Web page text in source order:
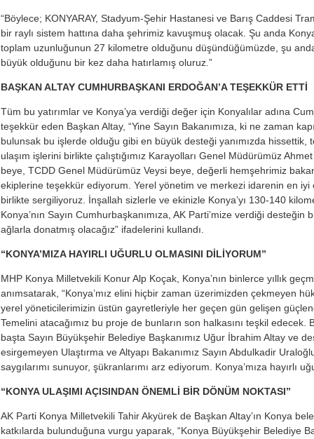
“Böylece; KONYARAY, Stadyum-Şehir Hastanesi ve Barış Caddesi
bir raylı sistem hattına daha şehrimiz kavuşmuş olacak. Şu anda
toplam uzunluğunun 27 kilometre olduğunu düşündüğümüzde, şu
büyük olduğunu bir kez daha hatırlamış oluruz.”
BAŞKAN ALTAY CUMHURBAŞKANI ERDOĞAN’A TEŞEKKÜR ETTİ
Tüm bu yatırımlar ve Konya’ya verdiği değer için Konyalılar adına
teşekkür eden Başkan Altay, “Yine Sayın Bakanımıza, ki ne zaman
bulunsak bu işlerde olduğu gibi en büyük desteği yanımızda hissettik,
ulaşım işlerini birlikte çalıştığımız Karayolları Genel Müdürümüz
beye, TCDD Genel Müdürümüz Veysi beye, değerli hemşehrimiz
ekiplerine teşekkür ediyorum. Yerel yönetim ve merkezi idarenin en iyi
birlikte sergiliyoruz. İnşallah sizlerle ve ekinizle Konya’yı 130-140
Konya’nın Sayın Cumhurbaşkanımıza, AK Parti’mize verdiği desteğin
ağlarla donatmış olacağız” ifadelerini kullandı.
“KONYA’MIZA HAYIRLI UĞURLU OLMASINI DİLİYORUM”
MHP Konya Milletvekili Konur Alp Koçak, Konya’nın binlerce yıllık
anımsatarak, “Konya’mız elini hiçbir zaman üzerimizden çekmeyen
yerel yöneticilerimizin üstün gayretleriyle her geçen gün gelişen
Temelini atacağımız bu proje de bunların son halkasını teşkil
başta Sayın Büyükşehir Belediye Başkanımız Uğur İbrahim Altay ve
esirgemeyen Ulaştırma ve Altyapı Bakanımız Sayın Abdulkadir
saygılarımı sunuyor, şükranlarımı arz ediyorum. Konya’mıza hayırlı
“KONYA ULAŞIMI AÇISINDAN ÖNEMLİ BİR DÖNÜM NOKTASI”
AK Parti Konya Milletvekili Tahir Akyürek de Başkan Altay’ın Konya
katkılarda bulunduğuna vurgu yaparak, “Konya Büyükşehir Belediye